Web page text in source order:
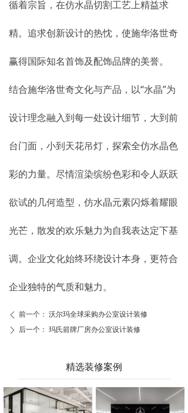
循着宗旨，在仿水晶切割工艺上精益求
精。追求创新设计的热忱，使施华洛世奇
赢得国际知名首饰及配饰品牌的美誉。
结合施华洛世奇文化与产品，以“水晶”为
设计理念融入到每一处设计细节，大到前
台门面，小到天花吊灯，探索全仿水晶色
彩的力量。尽情渲染缤纷色彩和令人跃跃
欲试的几何造型，仿水晶元素闪烁着耀眼
光芒，散发的欢乐魅力为自我表达定下基
调。企业文化始终环绕设计本身，更符合
企业独特的气质和魅力。
ꄴ 前一个： 沃尔玛全球采购办公室设计装修
ꄲ 后一个： 玛氏箭牌厂房办公室设计装修
精选装修案例